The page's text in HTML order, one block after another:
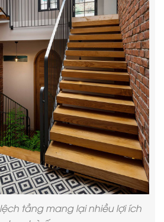
tầng mang lại nhiều lợi ích